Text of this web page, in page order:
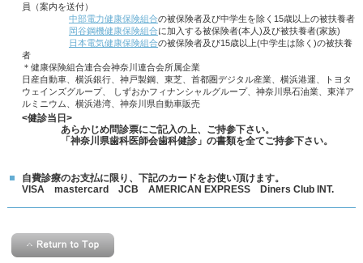
員（案内を送付）
中部電力健康保険組合の被保険者及び中学生を除く15歳以上の被扶養者
岡谷鋼機健康保険組合に加入する被保険者(本人)及び被扶養者(家族)
日本電気健康保険組合の被保険者及び15歳以上(中学生は除く)の被扶養
者
＊ 健康保険組合連合会神奈川連合会所属企業
日産自動車、横浜銀行、神戸製鋼、東芝、首都圏デジタル産業、横浜港運、
トヨタ
ウェインズグループ、 しずおかフィナンシャルグループ、神奈川県石油業、東洋ア
ルミニウム、横浜港湾、神奈川県自動車販売
<健診当日>
あらかじめ問診票にご記入の上、ご持参下さい。
「神奈川県歯科医師会歯科健診」の書類を全てご持参下さい。
自費診療のお支払に限り、下記のカードをお使い頂けます。
VISA mastercard JCB AMERICAN EXPRESS Diners Club INT.